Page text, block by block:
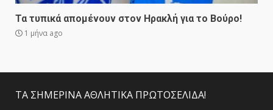
Τα τυπικά απομένουν στον Ηρακλή για το Βούρο!
1 μήνα ago
ΤΑ ΣΗΜΕΡΙΝΑ ΑΘΛΗΤΙΚΑ ΠΡΩΤΟΣΕΛΙΔΑ!